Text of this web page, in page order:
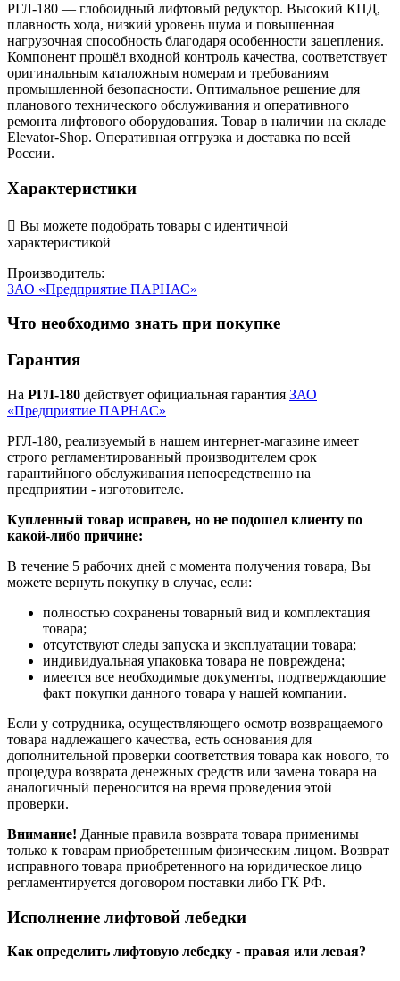
РГЛ-180 — глобоидный лифтовый редуктор. Высокий КПД,
плавность хода, низкий уровень шума и повышенная
нагрузочная способность благодаря особенности зацепления.
Компонент прошёл входной контроль качества, соответствует
оригинальным каталожным номерам и требованиям
промышленной безопасности. Оптимальное решение для
планового технического обслуживания и оперативного
ремонта лифтового оборудования. Товар в наличии на складе
Elevator-Shop. Оперативная отгрузка и доставка по всей
России.
Характеристики
 Вы можете подобрать товары с идентичной
характеристикой
Производитель:
ЗАО «Предприятие ПАРНАС»
Что необходимо знать при покупке
Гарантия
На РГЛ-180 действует официальная гарантия ЗАО
«Предприятие ПАРНАС»
РГЛ-180, реализуемый в нашем интернет-магазине имеет
строго регламентированный производителем срок
гарантийного обслуживания непосредственно на
предприятии - изготовителе.
Купленный товар исправен, но не подошел клиенту по
какой-либо причине:
В течение 5 рабочих дней с момента получения товара, Вы
можете вернуть покупку в случае, если:
полностью сохранены товарный вид и комплектация
товара;
отсутствуют следы запуска и эксплуатации товара;
индивидуальная упаковка товара не повреждена;
имеется все необходимые документы, подтверждающие
факт покупки данного товара у нашей компании.
Если у сотрудника, осуществляющего осмотр возвращаемого
товара надлежащего качества, есть основания для
дополнительной проверки соответствия товара как нового, то
процедура возврата денежных средств или замена товара на
аналогичный переносится на время проведения этой
проверки.
Внимание! Данные правила возврата товара применимы
только к товарам приобретенным физическим лицом. Возврат
исправного товара приобретенного на юридическое лицо
регламентируется договором поставки либо ГК РФ.
Исполнение лифтовой лебедки
Как определить лифтовую лебедку - правая или левая?